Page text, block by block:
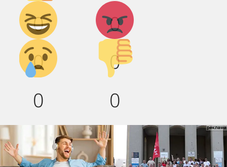
0 0
Дикий
смех!
0
Агрессия!
0
Грусть :(
0
Палец
вниз!
0